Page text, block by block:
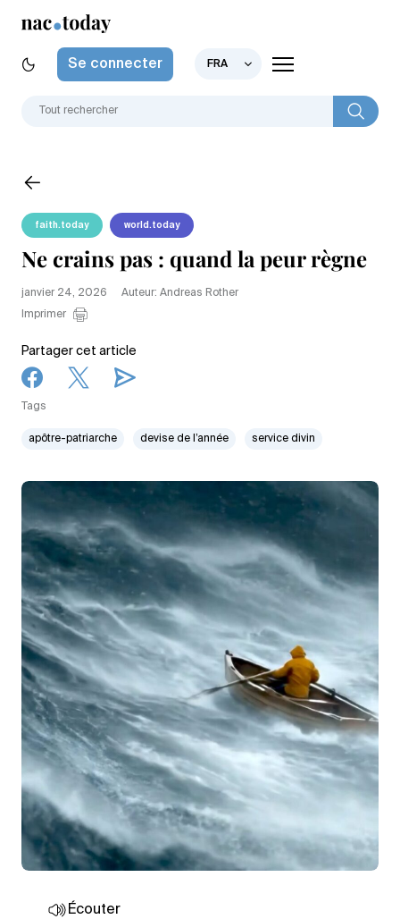
Se connecter FRA
faith.today world.today
Ne crains pas : quand la peur règne
janvier 24, 2026
Auteur: Andreas Rother
Imprimer
Partager cet article
Tags
apôtre-patriarche devise de l’année service divin
Écouter